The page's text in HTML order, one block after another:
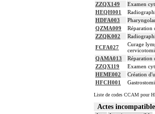
ZZQX149
Examen
HEQH001
HDFA003
QZMA009
Réparation
ZZQK002
FCFA027
Curage
QAMA013
Réparation
ZZQX119
Examen
HEME002
Création
HFCH001
Liste de codes CCAM pour
Actes